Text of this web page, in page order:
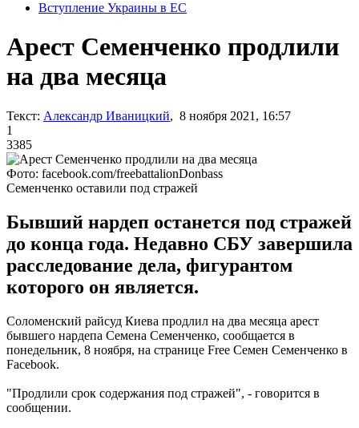
Вступление Украины в ЕС
Арест Семенченко продлили
на два месяца
Текст: Александр Иваницкий, 8 ноября 2021, 16:57
1
3385
Фото: facebook.com/freebattalionDonbass
Семенченко оставили под стражей
Бывший нардеп останется под стражей
до конца года. Недавно СБУ завершила
расследование дела, фигурантом
которого он является.
Соломенский райсуд Киева продлил на два месяца арест
бывшего нардепа Семена Семенченко, сообщается в
понедельник, 8 ноября, на странице Free Cемен Семенченко в
Facebook.
"Продлили срок содержания под стражей", - говорится в
сообщении.